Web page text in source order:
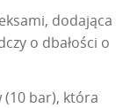
dodająca
o dbałości o
(10 bar), która